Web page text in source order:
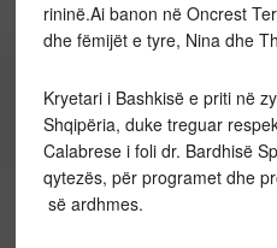
rininë.Ai banon në Oncrest
dhe fëmijët e tyre, Nina dhe
Kryetari i Bashkisë e priti në
Shqipëria, duke treguar
Calabrese i foli dr. Bardhisë
qytezës, për programet dhe
së ardhmes.